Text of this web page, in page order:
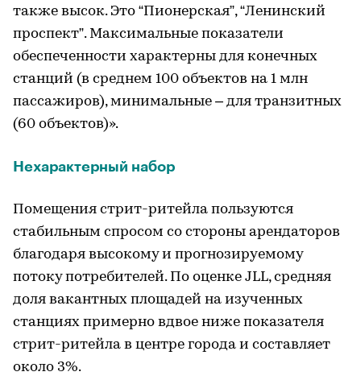
также высок. Это “Пионерская”, “Ленинский
проспект”. Максимальные показатели
обеспеченности характерны для конечных
станций (в среднем 100 объектов на 1 млн
пассажиров), минимальные – для транзитных
(60 объектов)».
Нехарактерный набор
Помещения стрит-ритейла пользуются
стабильным спросом со стороны арендаторов
благодаря высокому и прогнозируемому
потоку потребителей. По оценке JLL, средняя
доля вакантных площадей на изученных
станциях примерно вдвое ниже показателя
стрит-ритейла в центре города и составляет
около 3%.